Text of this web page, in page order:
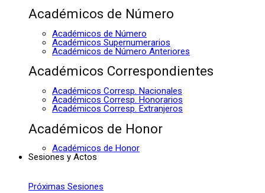
Académicos de Número
Académicos de Número
Académicos Supernumerarios
Académicos de Número Anteriores
Académicos Correspondientes
Académicos Corresp. Nacionales
Académicos Corresp. Honorarios
Académicos Corresp. Extranjeros
Académicos de Honor
Académicos de Honor
Sesiones y Actos
Próximas Sesiones